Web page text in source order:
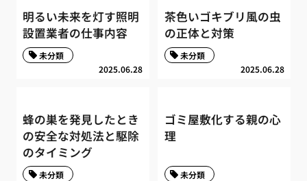
明るい未来を灯す照明
設置業者の仕事内容
2025.06.28
未分類
茶色いゴキブリ風の虫
の正体と対策
2025.06.28
未分類
蜂の巣を発見したとき
の安全な対処法と駆除
のタイミング
未分類
ゴミ屋敷化する親の心
理
未分類